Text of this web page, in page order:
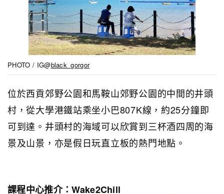
PHOTO / IG@black_gorgor
位於西貢郊野公園和馬鞍山郊野公園的中間的井頭
村，從大學港鐵站乘坐小巴807K線，約25分鐘即
可到達。井頭村的海域可以欣賞到三杯酒四周的海
景及山景，亦是假日玩直立板的熱門地點。
課程中心推介：Wake2Chill